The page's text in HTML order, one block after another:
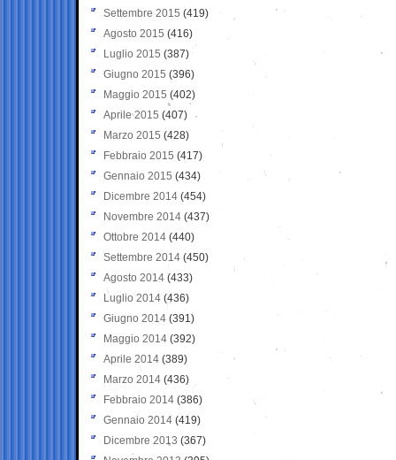
Settembre 2015 (419)
Agosto 2015 (416)
Luglio 2015 (387)
Giugno 2015 (396)
Maggio 2015 (402)
Aprile 2015 (407)
Marzo 2015 (428)
Febbraio 2015 (417)
Gennaio 2015 (434)
Dicembre 2014 (454)
Novembre 2014 (437)
Ottobre 2014 (440)
Settembre 2014 (450)
Agosto 2014 (433)
Luglio 2014 (436)
Giugno 2014 (391)
Maggio 2014 (392)
Aprile 2014 (389)
Marzo 2014 (436)
Febbraio 2014 (386)
Gennaio 2014 (419)
Dicembre 2013 (367)